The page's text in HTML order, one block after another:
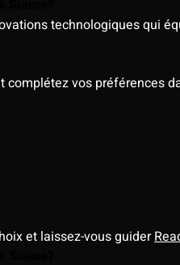
technologiques qui
complétez vos préférences
et laissez-vous guider